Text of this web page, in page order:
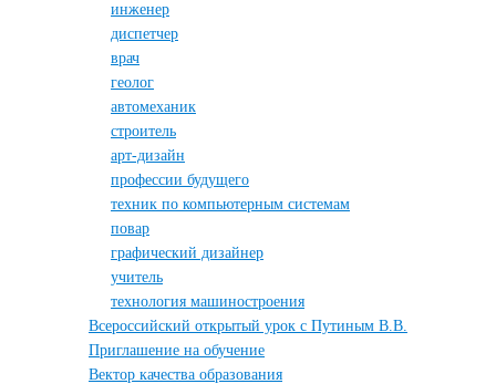
инженер
диспетчер
врач
геолог
автомеханик
строитель
арт-дизайн
профессии будущего
техник по компьютерным системам
повар
графический дизайнер
учитель
технология машиностроения
Всероссийский открытый урок с Путиным В.В.
Приглашение на обучение
Вектор качества образования